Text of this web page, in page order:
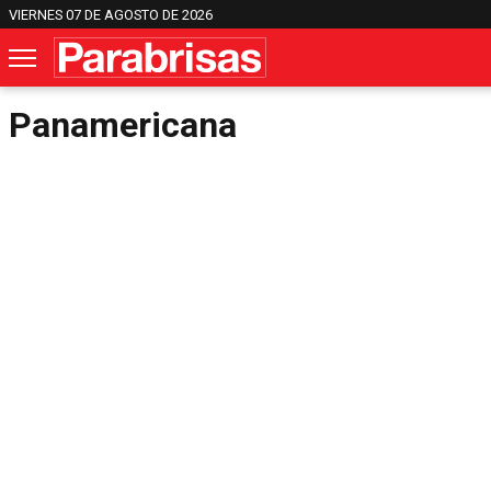
VIERNES 07 DE AGOSTO DE 2026
Panamericana